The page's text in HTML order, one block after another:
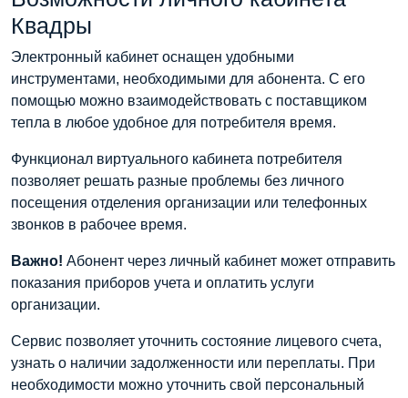
Квадры
Электронный кабинет оснащен удобными
инструментами, необходимыми для абонента. С его
помощью можно взаимодействовать с поставщиком
тепла в любое удобное для потребителя время.
Функционал виртуального кабинета потребителя
позволяет решать разные проблемы без личного
посещения отделения организации или телефонных
звонков в рабочее время.
Важно! Абонент через личный кабинет может отправить
показания приборов учета и оплатить услуги
организации.
Сервис позволяет уточнить состояние лицевого счета,
узнать о наличии задолженности или переплаты. При
необходимости можно уточнить свой персональный